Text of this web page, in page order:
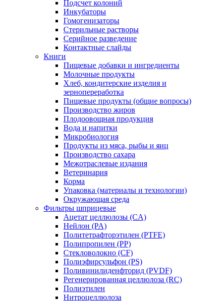
Подсчет колоний
Инкубаторы
Гомогенизаторы
Стерильные растворы
Серийное разведение
Контактные слайды
Книги
Пищевые добавки и ингредиенты
Молочные продукты
Хлеб, кондитерские изделия и
зернопереработка
Пищевые продукты (общие вопросы)
Производство жиров
Плодоовощная продукция
Вода и напитки
Микробиология
Продукты из мяса, рыбы и яиц
Производство сахара
Межотраслевые издания
Ветеринария
Корма
Упаковка (материалы и технологии)
Окружающая среда
Фильтры шприцевые
Ацетат целлюлозы (CA)
Нейлон (PA)
Политетрафторэтилен (PTFE)
Полипропилен (PP)
Стекловолокно (CF)
Полиэфирсульфон (PS)
Поливинилиденфторид (PVDF)
Регенерированная целлюлоза (RC)
Полиэтилен
Нитроцеллюлоза